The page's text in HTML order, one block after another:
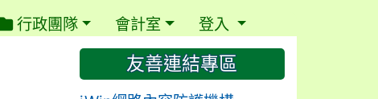
行政團隊 會計室 登入
友善連結專區